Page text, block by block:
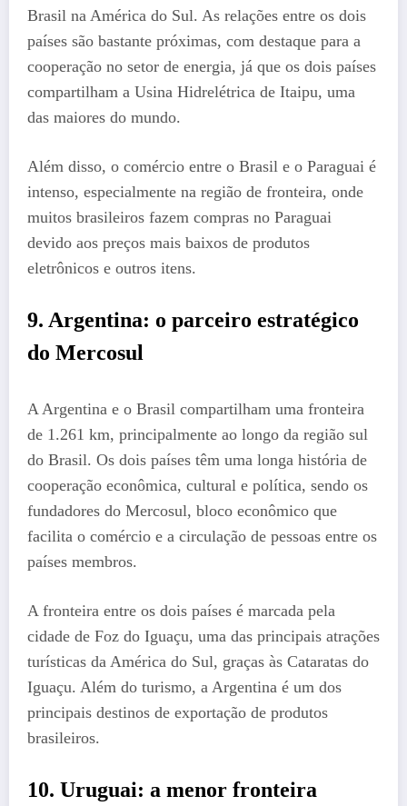
Brasil na América do Sul. As relações entre os dois
países são bastante próximas, com destaque para a
cooperação no setor de energia, já que os dois países
compartilham a Usina Hidrelétrica de Itaipu, uma
das maiores do mundo.
Além disso, o comércio entre o Brasil e o Paraguai é
intenso, especialmente na região de fronteira, onde
muitos brasileiros fazem compras no Paraguai
devido aos preços mais baixos de produtos
eletrônicos e outros itens.
9. Argentina: o parceiro estratégico
do Mercosul
A Argentina e o Brasil compartilham uma fronteira
de 1.261 km, principalmente ao longo da região sul
do Brasil. Os dois países têm uma longa história de
cooperação econômica, cultural e política, sendo os
fundadores do Mercosul, bloco econômico que
facilita o comércio e a circulação de pessoas entre os
países membros.
A fronteira entre os dois países é marcada pela
cidade de Foz do Iguaçu, uma das principais atrações
turísticas da América do Sul, graças às Cataratas do
Iguaçu. Além do turismo, a Argentina é um dos
principais destinos de exportação de produtos
brasileiros.
10. Uruguai: a menor fronteira